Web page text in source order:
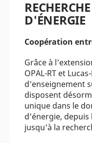
D'ÉNERGIE
Coopération
Grâce à
OPAL-RT et
d'enseignement
disposent
unique dans le
d'énergie, depuis
jusqu'à la